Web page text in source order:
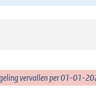
vervallen per 01-01-